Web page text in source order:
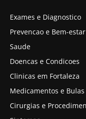
Exames e Diagnostico
Prevencao e Bem-estar
Saude
Doencas e Condicoes
Clinicas em Fortaleza
Medicamentos e Bulas
Cirurgias e